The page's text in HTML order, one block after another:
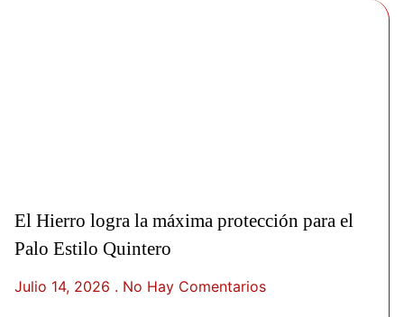
El Hierro logra la máxima protección para el
Palo Estilo Quintero
Julio 14, 2026 No Hay Comentarios